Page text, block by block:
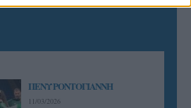
ΠΕΝΥ ΡΟΝΤΟΓΙΑΝΝΗ
11/03/2026